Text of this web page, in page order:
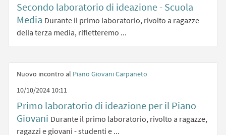
Secondo laboratorio di ideazione - Scuola
Media Durante il primo laboratorio, rivolto a ragazze
della terza media, rifletteremo ...
Nuovo incontro al Piano Giovani Carpaneto
10/10/2024 10:11
Primo laboratorio di ideazione per il Piano
Giovani Durante il primo laboratorio, rivolto a ragazze,
ragazzi e giovani - studenti e ...